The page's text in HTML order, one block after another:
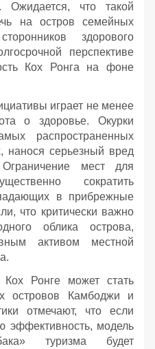
Ожидается, что такой
на остров семейных
здорового
перспективе
Кох Ронга на фоне
играет не менее
о здоровье. Окурки
распространенных
нанося серьезный вред
мест для
сократить
в прибрежные
что критически важно
облика острова,
активом местной
Ронге может стать
островов Камбоджи и
отмечают, что если
эффективность, модель
туризма будет